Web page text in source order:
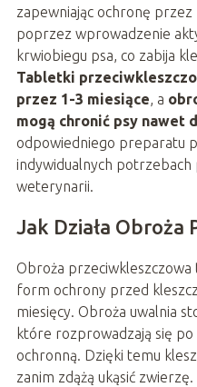
zapewniając ochronę przez
poprzez wprowadzenie
krwiobiegu psa, co zabija
Tabletki
przez 1-3 miesiące, a
mogą chronić psy nawet
odpowiedniego preparatu
indywidualnych potrzebach
weterynarii.
Jak Działa Obroża
Obroża przeciwkleszczowa
form ochrony przed
miesięcy. Obroża uwalnia
które rozprowadzają się
ochronną. Dzięki temu
zanim zdążą ukąsić